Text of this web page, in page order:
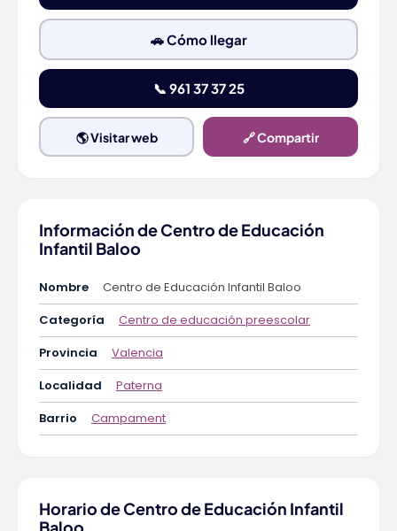
🚗 Cómo llegar
📞 961 37 37 25
🌎 Visitar web 🔗 Compartir
Información de Centro de Educación
Infantil Baloo
Nombre
Centro de Educación Infantil Baloo
Categoría
Centro de educación preescolar
Provincia
Valencia
Localidad
Paterna
Barrio
Campament
Horario de Centro de Educación Infantil